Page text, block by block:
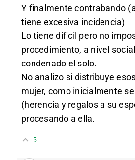
Y finalmente contrabando
tiene excesiva incidencia)
Lo tiene dificil pero no
procedimiento, a nivel
condenado el solo.
No analizo si distribuye
mujer, como inicialmente
(herencia y regalos a su
procesando a ella.
5